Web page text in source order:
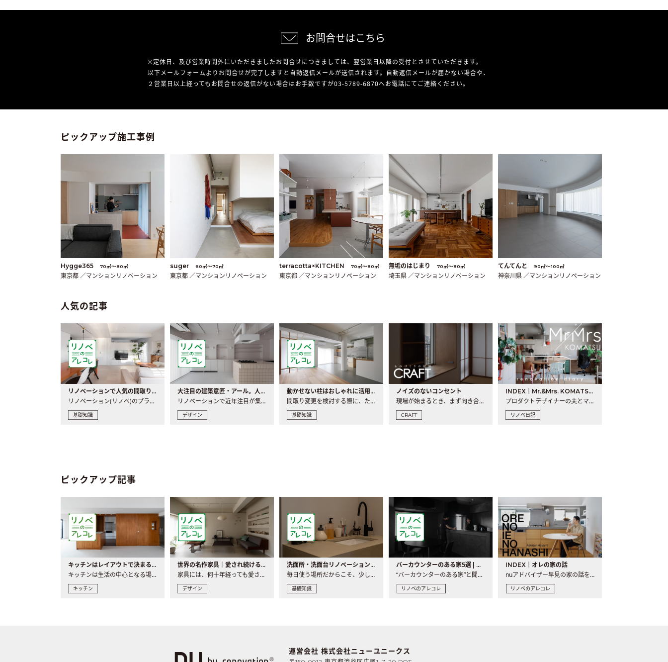
お問合せはこちら
※定休日、及び営業時間外にいただきましたお問合せにつきましては、翌営業日以降の受付とさせていただきます。
以下メールフォームよりお問合せが完了しますと自動返信メールが送信されます。自動返信メールが届かない場合や、
２営業日以上経ってもお問合せの返信がない場合はお手数ですが03-5789-6870へお電話にてご連絡ください。
ピックアップ施工事例
Hygge365 70㎡〜80㎡
東京都 ／マンションリノベーション
suger 60㎡〜70㎡
東京都 ／マンションリノベーション
terracotta×KITCHEN 70㎡〜80㎡
東京都 ／マンションリノベーション
無垢のはじまり 70㎡〜80㎡
埼玉県 ／マンションリノベーション
てんてんと 90㎡〜100㎡
神奈川県 ／マンションリノベーション
人気の記事
リノベーションで人気の間取りとは？トレンドの間取りと実例を徹底解説
リノベーション(リノベ)のプランニングで一番最初に決めるのは..
基礎知識
大注目の建築意匠・アール。人気の理由と空間に取り入れるポイント
リノベーションで近年注目が集まる建築意匠の一つであるアール..
デザイン
動かせない柱はおしゃれに活用！柱を魅せるリノベーション(リノベ)4選
間取り変更を検討する際に、たびたび皆さんの頭を悩ませる動か..
基礎知識
ノイズのないコンセント
現場が始まるとき、まず向き合うものの一つがコンセントです..
CRAFT
INDEX｜Mr.&Mrs. KOMATSU renovation diary
プロダクトデザイナーの夫とマーチャンダイザーの妻が、夫婦で..
リノベ日記
ピックアップ記事
キッチンはレイアウトで決まる。後悔しないための考え方と選び方
キッチンは生活の中心となる場所だからこそ、家の中のどこに置..
キッチン
世界の名作家具｜愛され続ける理由と一生モノとの出会い方
家具には、何十年経っても愛され続ける「名作」と呼ばれるもの..
デザイン
洗面所・洗面台リノベーションの事例と間取りアイデア
毎日使う場所だからこそ、少しの間取りの工夫や素材の選び方で..
基礎知識
バーカウンターのある家5選 | 日常に馴染む“距離の近い”キッチンとは
“バーカウンターのある家”と聞くと、少し特別な、大人のための..
リノベのアレコレ
INDEX｜オレの家の話
nuアドバイザー早見の家の話を、全4話でお届け。リノベーションを..
リノベのアレコレ
運営会社 株式会社ニューユニークス